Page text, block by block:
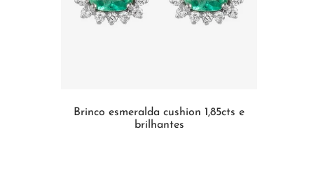
Brinco esmeralda cushion 1,85cts e
brilhantes